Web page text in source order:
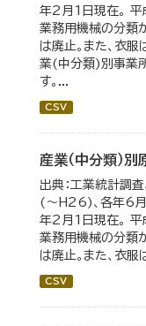
年2月1日現在。 平
業務用機械の分類
は廃止。また、衣服
業(中分類)別事業所
す。...
CSV
産業（中分類）
出典：工業統計調
(～H26)、各年6月
年2月1日現在。 平
業務用機械の分類
は廃止。また、衣服
CSV